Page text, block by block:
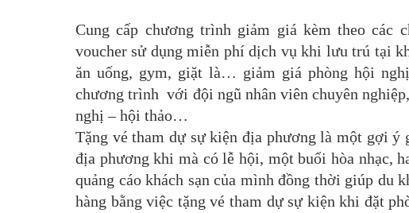
Cung cấp chương trình giảm giá kèm theo các
voucher sử dụng miễn phí dịch vụ khi lưu trú tại
ăn uống, gym, giặt là… giảm giá phòng hội
chương trình với đội ngũ nhân viên chuyên
nghị – hội thảo…
Tặng vé tham dự sự kiện địa phương là một gợi ý
địa phương khi mà có lễ hội, một buổi hòa nhạc,
quảng cáo khách sạn của mình đồng thời giúp du
hàng bằng việc tặng vé tham dự sự kiện khi đặt